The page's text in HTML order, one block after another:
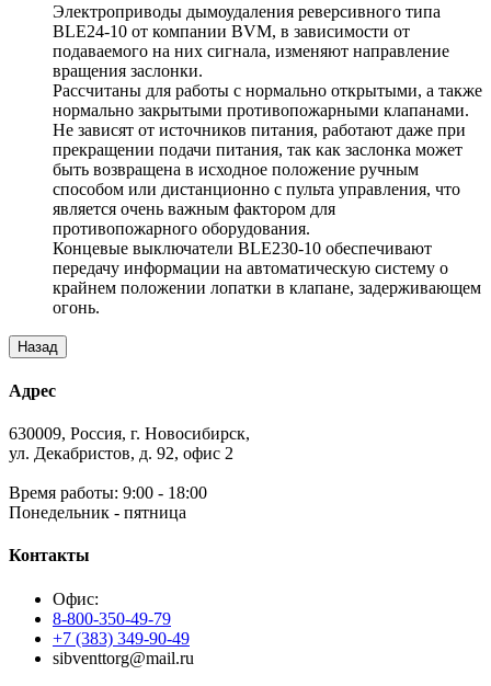
Электроприводы дымоудаления реверсивного типа
BLE24-10 от компании BVM, в зависимости от
подаваемого на них сигнала, изменяют направление
вращения заслонки.
Рассчитаны для работы с нормально открытыми, а также
нормально закрытыми противопожарными клапанами.
Не зависят от источников питания, работают даже при
прекращении подачи питания, так как заслонка может
быть возвращена в исходное положение ручным
способом или дистанционно с пульта управления, что
является очень важным фактором для
противопожарного оборудования.
Концевые выключатели BLE230-10 обеспечивают
передачу информации на автоматическую систему о
крайнем положении лопатки в клапане, задерживающем
огонь.
Адрес
630009, Россия, г. Новосибирск,
ул. Декабристов, д. 92, офис 2
Время работы: 9:00 - 18:00
Понедельник - пятница
Контакты
Офис:
8-800-350-49-79
+7 (383) 349-90-49
sibventtorg@mail.ru